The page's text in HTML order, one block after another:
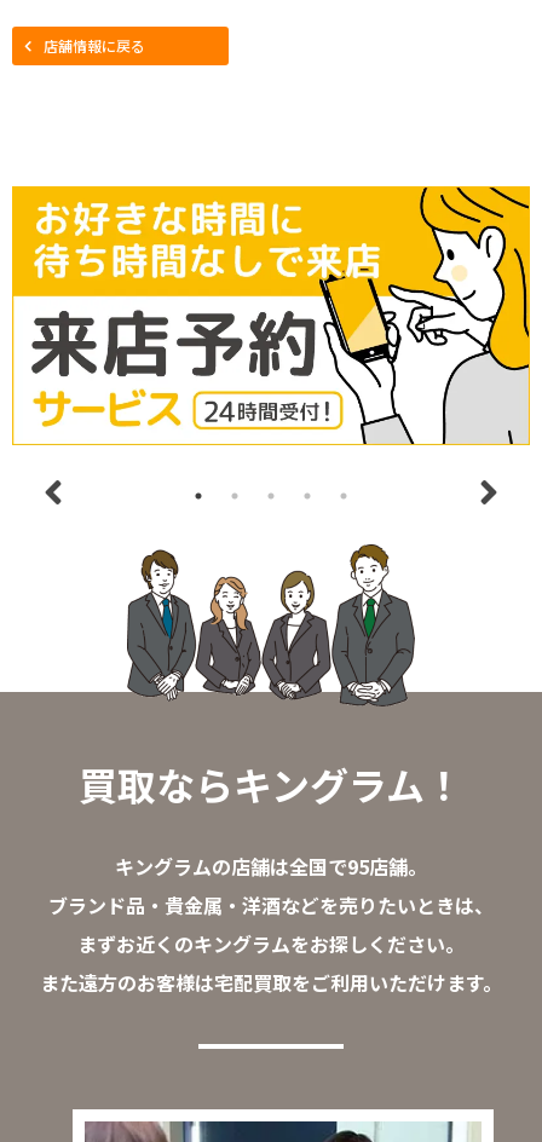
店舗情報に戻る
買取ならキングラム！
キングラムの店舗は全国で95店舗。
ブランド品・貴金属・洋酒などを売りたいときは、
まずお近くのキングラムをお探しください。
また遠方のお客様は宅配買取をご利用いただけます。